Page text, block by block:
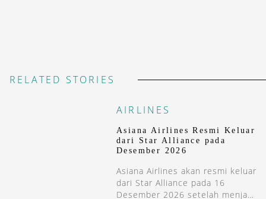
RELATED STORIES
AIRLINES
Asiana Airlines Resmi Keluar
dari Star Alliance pada
Desember 2026
Asiana Airlines akan resmi keluar
dari Star Alliance pada 16
Desember 2026 setelah menjadi